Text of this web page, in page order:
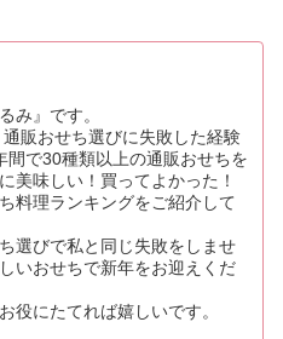
み』です。
販おせち選びに失敗した経験
間で30種類以上の通販おせちを
美味しい！買ってよかった！
料理ランキングをご紹介して
選びで私と同じ失敗をしませ
いおせちで新年をお迎えくだ
役にたてれば嬉しいです。